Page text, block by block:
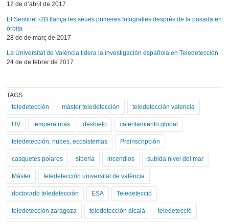
12 de d’abril de 2017
El Sentinel -2B llança les seues primeres fotografies després de la posada en
òrbita
28 de de març de 2017
La Universitat de València lidera la investigación española en Teledetección
24 de de febrer de 2017
TAGS
teledetección
máster teledetección teledetección valencia
UV temperaturas deshielo calentamiento global
teledetección, nubes, ecosistemas Preinscripción
casquetes polares siberia incendios subida nivel del mar
Máster teledetección universitat de valència
doctorado teledetección ESA Teledetecció
teledetección zaragoza teledetección alcalá teledetecció